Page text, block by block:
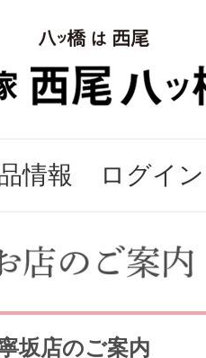
情報 ログイン
坂店のご案内